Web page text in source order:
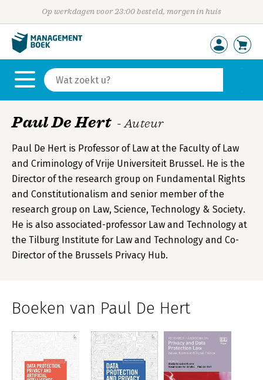
Op werkdagen voor 23:00 besteld, morgen in huis
Paul De Hert - Auteur
Paul De Hert is Professor of Law at the Faculty of Law
and Criminology of Vrije Universiteit Brussel. He is the
Director of the research group on Fundamental Rights
and Constitutionalism and senior member of the
research group on Law, Science, Technology & Society.
He is also associated-professor Law and Technology at
the Tilburg Institute for Law and Technology and Co-
Director of the Brussels Privacy Hub.
Boeken van Paul De Hert